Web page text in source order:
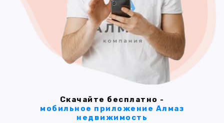
Скачайте бесплатно -
мобильное приложение Алмаз
недвижимость